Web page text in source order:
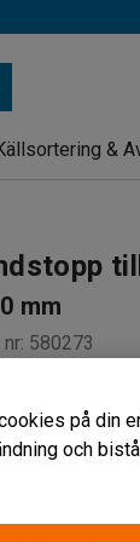
&
mm
nr: 580273
fast
godset
på din
och